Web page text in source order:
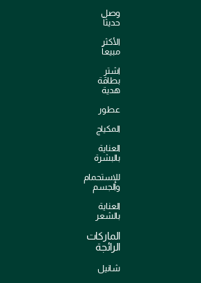
وصل
حديثاً
الأكثر
مبيعاً
اشترِ
بطاقة
هدية
عطور
المكياج
العناية
بالبشرة
للإستحمام
والجسم
العناية
بالشعر
الماركات
الرائجة
شانيل